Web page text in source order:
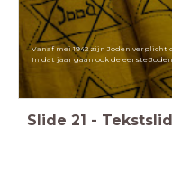
Vanaf mei 1942 zijn Joden verplicht
In dat jaar gaan ook de eerste
Slide 21 -